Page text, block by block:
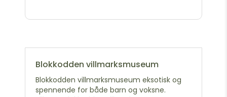
Blokkodden villmarksmuseum
Blokkodden villmarksmuseum eksotisk og
spennende for både barn og voksne.